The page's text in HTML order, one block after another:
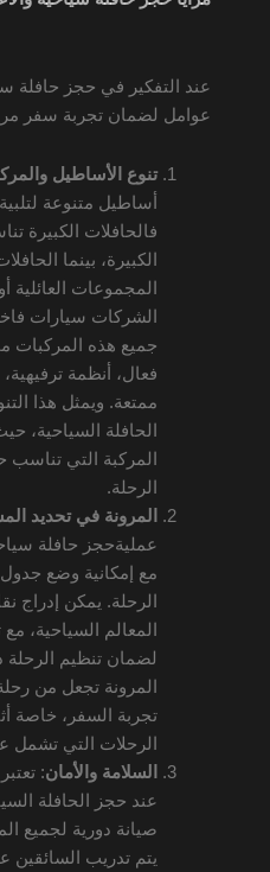
عند التفكير في حجز حافلة
عوامل لضمان تجربة سفر
تنوع الأساطيل
أساطيل متنوعة
فالحافلات الكبيرة
الكبيرة، بينما
المجموعات
الشركات سيارات
جميع هذه المركبات
فعال، أنظمة
ممتعة. ويمثل هذا
الحافلة السياحية،
المركبة التي
الرحلة.
المرونة في تحديد
عمليةحجز حافلة
مع إمكانية وضع
الرحلة. يمكن إدراج
المعالم السياحية،
لضمان تنظيم
المرونة تجعل من
تجربة السفر، خاصة
الرحلات التي تشمل
السلامة والأمان:
عند حجز الحافلة
صيانة دورية لجميع
يتم تدريب السائقين